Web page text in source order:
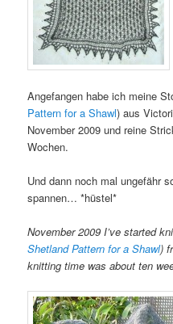
Angefangen habe ich meine
Pattern for a Shawl) aus
November 2009 und reine
Wochen.
Und dann noch mal ungefähr
spannen… *hüstel*
November 2009 I’ve started
Shetland Pattern for a Shawl)
knitting time was about ten